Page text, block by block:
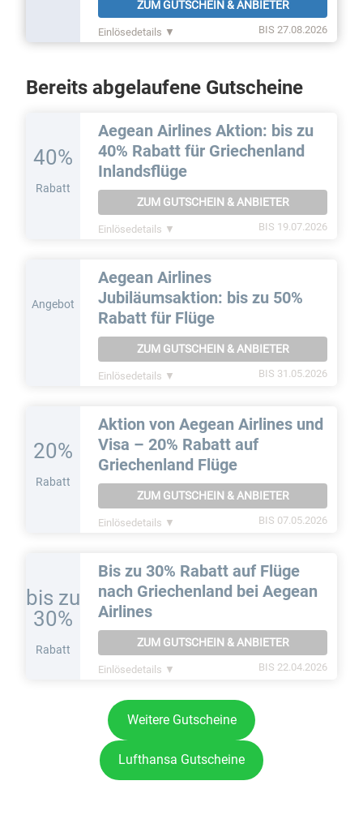
ZUM GUTSCHEIN & ANBIETER
BIS 27.08.2026
Einlösedetails ▼
Bereits abgelaufene Gutscheine
40%
Rabatt
Aegean Airlines Aktion: bis zu
40% Rabatt für Griechenland
Inlandsflüge
ZUM GUTSCHEIN & ANBIETER
BIS 19.07.2026
Einlösedetails ▼
Angebot
Aegean Airlines
Jubiläumsaktion: bis zu 50%
Rabatt für Flüge
ZUM GUTSCHEIN & ANBIETER
BIS 31.05.2026
Einlösedetails ▼
20%
Rabatt
Aktion von Aegean Airlines und
Visa – 20% Rabatt auf
Griechenland Flüge
ZUM GUTSCHEIN & ANBIETER
BIS 07.05.2026
Einlösedetails ▼
bis zu
30%
Rabatt
Bis zu 30% Rabatt auf Flüge
nach Griechenland bei Aegean
Airlines
ZUM GUTSCHEIN & ANBIETER
BIS 22.04.2026
Einlösedetails ▼
Weitere Gutscheine
Lufthansa Gutscheine